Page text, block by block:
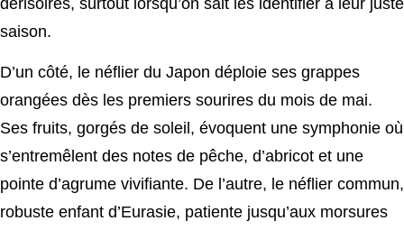
dérisoires, surtout lorsqu’on sait les identifier à leur juste
saison.
D’un côté, le néflier du Japon déploie ses grappes
orangées dès les premiers sourires du mois de mai.
Ses fruits, gorgés de soleil, évoquent une symphonie où
s’entremêlent des notes de pêche, d’abricot et une
pointe d’agrume vivifiante. De l’autre, le néflier commun,
robuste enfant d’Eurasie, patiente jusqu’aux morsures